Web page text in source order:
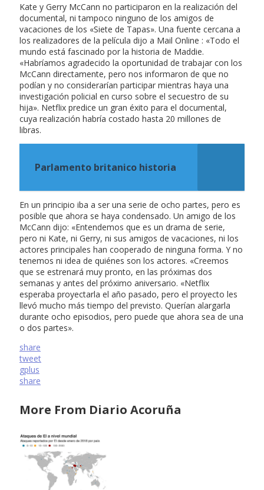
Kate y Gerry McCann no participaron en la realización del
documental, ni tampoco ninguno de los amigos de
vacaciones de los «Siete de Tapas». Una fuente cercana a
los realizadores de la película dijo a Mail Online : «Todo el
mundo está fascinado por la historia de Maddie.
«Habríamos agradecido la oportunidad de trabajar con los
McCann directamente, pero nos informaron de que no
podían y no considerarían participar mientras haya una
investigación policial en curso sobre el secuestro de su
hija». Netflix predice un gran éxito para el documental,
cuya realización habría costado hasta 20 millones de
libras.
Parlamento britanico historia
En un principio iba a ser una serie de ocho partes, pero es
posible que ahora se haya condensado. Un amigo de los
McCann dijo: «Entendemos que es un drama de serie,
pero ni Kate, ni Gerry, ni sus amigos de vacaciones, ni los
actores principales han cooperado de ninguna forma. Y no
tenemos ni idea de quiénes son los actores. «Creemos
que se estrenará muy pronto, en las próximas dos
semanas y antes del próximo aniversario. «Netflix
esperaba proyectarla el año pasado, pero el proyecto les
llevó mucho más tiempo del previsto. Querían alargarla
durante ocho episodios, pero puede que ahora sea de una
o dos partes».
share
tweet
gplus
share
More From Diario Acoruña